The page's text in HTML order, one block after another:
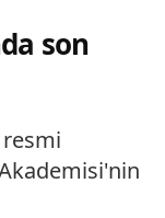
son